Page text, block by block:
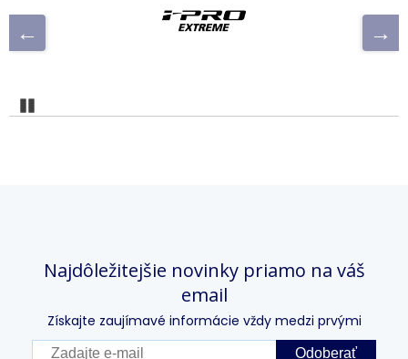
Najdôležitejšie novinky priamo na váš
email
Získajte zaujímavé informácie vždy medzi prvými
Odoberať